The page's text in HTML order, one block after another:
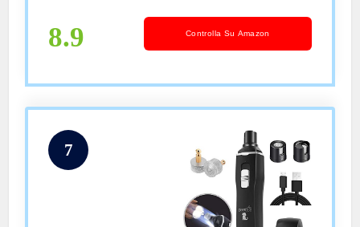
Include Lima Unghie
8.9 Controlla Su Amazon
7